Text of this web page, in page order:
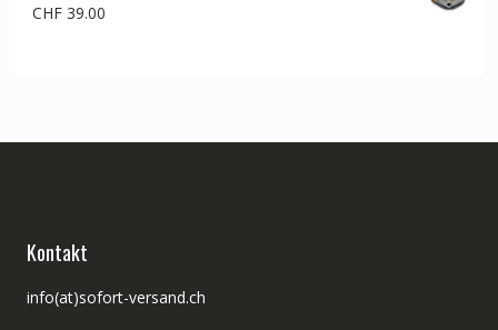
CHF39.00
Kontakt
info(at)sofort-versand.ch